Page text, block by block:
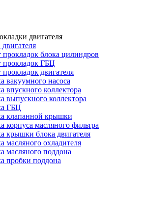
двигателя
прокладок блока цилиндров
прокладок ГБЦ
двигателя
вакуумного насоса
впускного коллектора
выпускного коллектора
ГБЦ
клапанной крышки
корпуса масляного фильтра
крышки блока двигателя
масляного охладителя
масляного поддона
пробки поддона